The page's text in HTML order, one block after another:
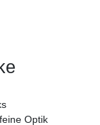
Optik